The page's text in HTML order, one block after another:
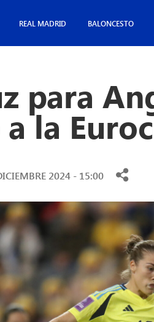
REAL MADRID BALONCESTO
para
la
2024 - 15:00